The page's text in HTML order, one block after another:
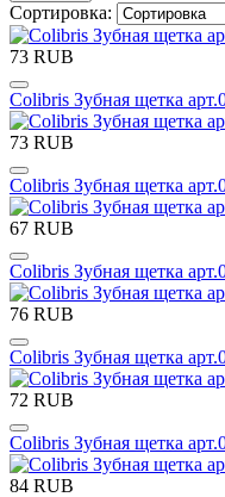
Сортировка:
73 RUB
Colibris Зубная щетка
73 RUB
Colibris Зубная щетка
67 RUB
Colibris Зубная щетка
76 RUB
Colibris Зубная щетка
72 RUB
Colibris Зубная щетка
84 RUB